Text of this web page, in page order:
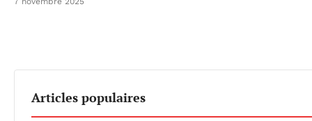
Articles populaires